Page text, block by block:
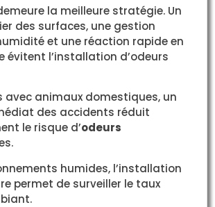
la meilleure stratégie. Un
des surfaces, une gestion
et une réaction rapide en
évitent l’installation d’odeurs
avec animaux domestiques, un
des accidents réduit
le risque d’odeurs
humides, l’installation
permet de surveiller le taux